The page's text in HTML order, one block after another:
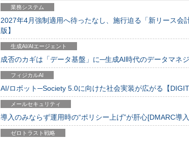
業務システム
2027年4月強制適用へ待ったなし、施行迫る「新リース会
版】
生成AI/AIエージェント
成否のカギは「データ基盤」に─生成AI時代のデータマネ
フィジカルAI
AI/ロボット─Society 5.0に向けた社会実装が広がる【
メールセキュリティ
導入のみならず運用時の“ポリシー上げ”が肝心[DMARC導
ゼロトラスト戦略